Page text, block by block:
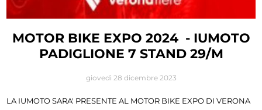
MOTOR BIKE EXPO 2024 - IUMOTO
PADIGLIONE 7 STAND 29/M
giovedì 28 dicembre 2023
LA IUMOTO SARA' PRESENTE AL MOTOR BIKE EXPO DI VERONA